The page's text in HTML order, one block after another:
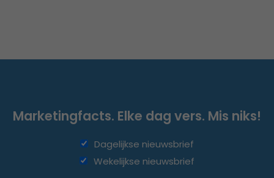
Marketingfacts. Elke dag vers. Mis niks!
Dagelijkse nieuwsbrief
Wekelijkse nieuwsbrief